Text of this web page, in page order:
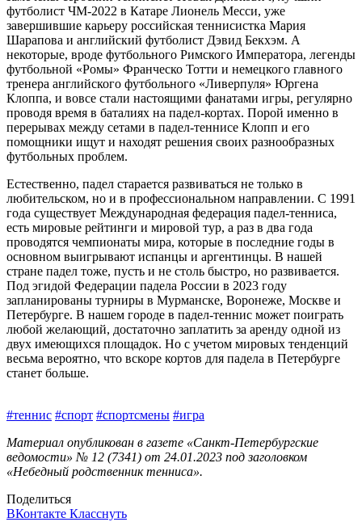
футболист ЧМ-2022 в Катаре Лионель Месси, уже
завершившие карьеру российская теннисистка Мария
Шарапова и английский футболист Дэвид Бекхэм. А
некоторые, вроде футбольного Римского Императора, легенды
футбольной «Ромы» Франческо Тотти и немецкого главного
тренера английского футбольного «Ливерпуля» Юргена
Клоппа, и вовсе стали настоящими фанатами игры, регулярно
проводя время в баталиях на падел-кортах. Порой именно в
перерывах между сетами в падел-теннисе Клопп и его
помощники ищут и находят решения своих разнообразных
футбольных проблем.
Естественно, падел старается развиваться не только в
любительском, но и в профессиональном направлении. С 1991
года существует Международная федерация падел-тенниса,
есть мировые рейтинги и мировой тур, а раз в два года
проводятся чемпионаты мира, которые в последние годы в
основном выигрывают испанцы и аргентинцы. В нашей
стране падел тоже, пусть и не столь быстро, но развивается.
Под эгидой Федерации падела России в 2023 году
запланированы турниры в Мурманске, Воронеже, Моск­ве и
Петербурге. В нашем городе в падел-теннис может по­играть
любой желающий, достаточно заплатить за аренду одной из
двух имеющихся площадок. Но с учетом мировых тенденций
весьма вероятно, что вскоре кортов для падела в Петербурге
станет больше.
#теннис #спорт #спортсмены #игра
Материал опубликован в газете «Санкт-Петербургские
ведомости» № 12 (7341) от 24.01.2023 под заголовком
«Небедный родственник тенниса».
Поделиться
ВКонтакте Класснуть